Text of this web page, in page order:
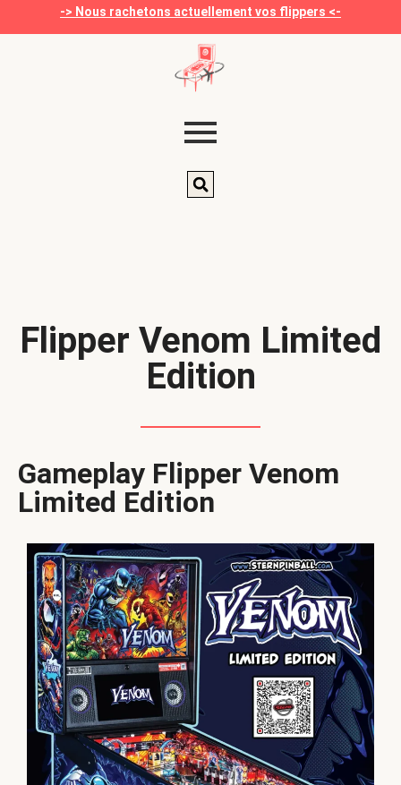
-> Nous rachetons actuellement vos flippers <-
Flipper Venom Limited
Edition
Gameplay Flipper Venom
Limited Edition